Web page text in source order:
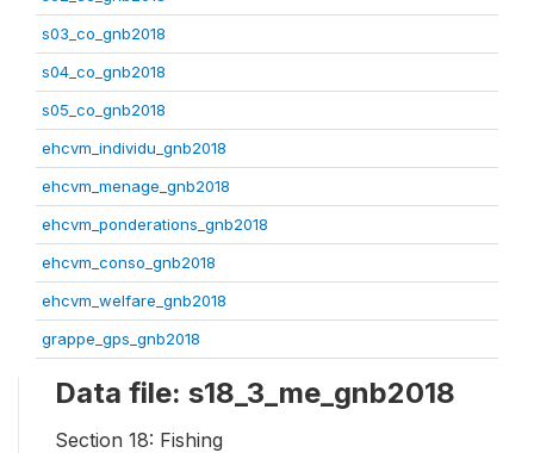
s03_co_gnb2018
s04_co_gnb2018
s05_co_gnb2018
ehcvm_individu_gnb2018
ehcvm_menage_gnb2018
ehcvm_ponderations_gnb2018
ehcvm_conso_gnb2018
ehcvm_welfare_gnb2018
grappe_gps_gnb2018
Data file: s18_3_me_gnb2018
Section 18: Fishing